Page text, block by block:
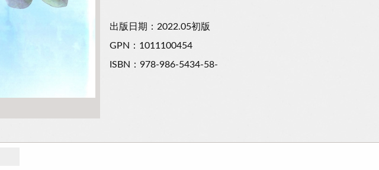
出版日期：2022.05初版
GPN：1011100454
ISBN：978-986-5434-58-